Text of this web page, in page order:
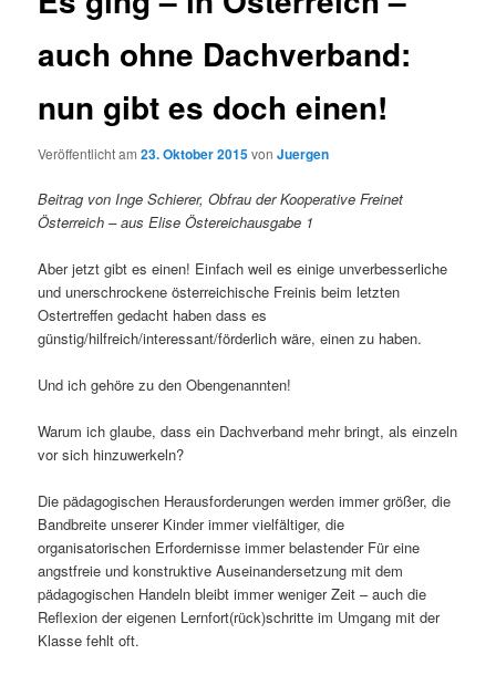
auch ohne Dachverband:
nun gibt es doch einen!
Veröffentlicht am23. Oktober 2015vonJuergen
Beitrag von Inge Schierer, Obfrau der Kooperative Freinet
Österreich – aus Elise Östereichausgabe 1
Aber jetzt gibt es einen! Einfach weil es einige unverbesserliche
und unerschrockene österreichische Freinis beim letzten
Ostertreffen gedacht haben dass es
günstig/hilfreich/interessant/förderlich wäre, einen zu haben.
Und ich gehöre zu den Obengenannten!
Warum ich glaube, dass ein Dachverband mehr bringt, als einzeln
vor sich hinzuwerkeln?
Die pädagogischen Herausforderungen werden immer größer, die
Bandbreite unserer Kinder immer vielfältiger, die
organisatorischen Erfordernisse immer belastender Für eine
angstfreie und konstruktive Auseinandersetzung mit dem
pädagogischen Handeln bleibt immer weniger Zeit – auch die
Reflexion der eigenen Lernfort(rück)schritte im Umgang mit der
Klasse fehlt oft.